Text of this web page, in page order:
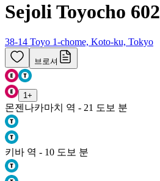
Sejoli Toyocho 602
38-14 Toyo 1-chome, Koto-ku, Tokyo
브로셔
1 +
몬젠나카마치 역 - 21 도보 분
키바 역 - 10 도보 분